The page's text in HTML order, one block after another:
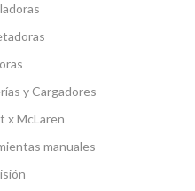
y Cargadores
x McLaren
manuales